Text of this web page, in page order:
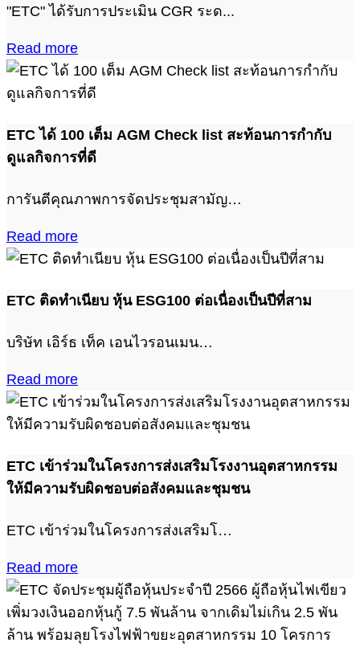
"ETC" ได้รับการประเมิน CGR ระด...
Read more
ETC ได้ 100 เต็ม AGM Check list สะท้อนการกำกับ
ดูแลกิจการที่ดี
การันตีคุณภาพการจัดประชุมสามัญ…
Read more
ETC ติดทำเนียบ หุ้น ESG100 ต่อเนื่องเป็นปีที่สาม
บริษัท เอิร์ธ เท็ค เอนไวรอนเมน…
Read more
ETC เข้าร่วมในโครงการส่งเสริมโรงงานอุตสาหกรรม
ให้มีความรับผิดชอบต่อสังคมและชุมชน
ETC เข้าร่วมในโครงการส่งเสริมโ…
Read more